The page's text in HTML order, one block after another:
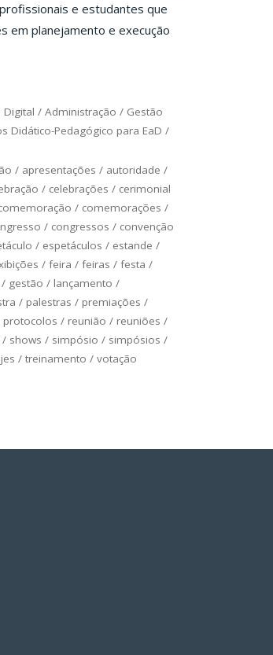
e estudantes que
em planejamento e execução
Digital /Administração / Gestão
Didático-Pedagógico para EaD /
/ apresentações / autoridade /
/ celebrações / cerimonial
/ comemorações /
/ congressos / convenção
/ espetáculos / estande /
/ feira / feiras / festa /
/ gestão / lançamento /
/ palestras / premiações /
protocolos / reunião / reuniões /
shows / simpósio / simpósios /
/ treinamento / votação